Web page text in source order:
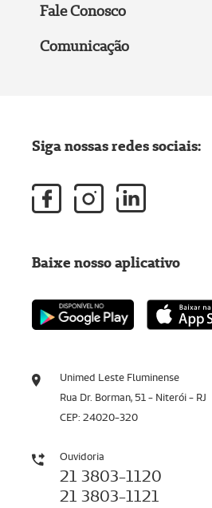
Fale Conosco
Comunicação
Unimed Leste Fluminense
Rua Dr. Borman, 51 - Niterói - RJ
CEP: 24020-320
Ouvidoria
21 3803-1120
21 3803-1121
Siga nossas redes sociais:
Baixe nosso aplicativo